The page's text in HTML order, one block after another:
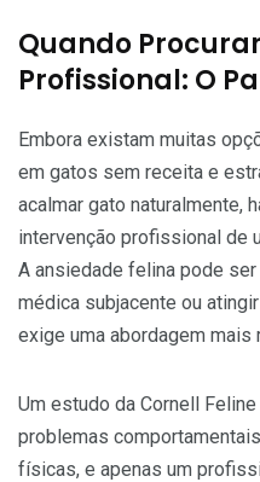
Quando
Profissional: O
Embora existam muitas
em gatos sem receita e
acalmar gato naturalmente,
intervenção profissional de
A ansiedade felina pode
médica subjacente ou
exige uma abordagem mais
Um estudo da Cornell
problemas
físicas, e apenas um